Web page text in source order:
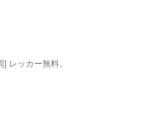
] レッカー無料。